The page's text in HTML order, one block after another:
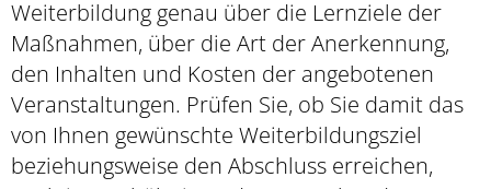
Weiterbildung genau über die Lernziele der
Maßnahmen, über die Art der Anerkennung,
den Inhalten und Kosten der angebotenen
Veranstaltungen. Prüfen Sie, ob Sie damit das
von Ihnen gewünschte Weiterbildungsziel
beziehungsweise den Abschluss erreichen,